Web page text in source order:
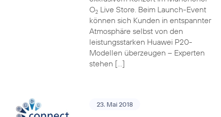
O2Live Store. Beim Launch-Event
können sich Kunden in entspannter
Atmosphäre selbst von den
leistungsstarken Huawei P20-
Modellen überzeugen – Experten
stehen […]
23. Mai 2018